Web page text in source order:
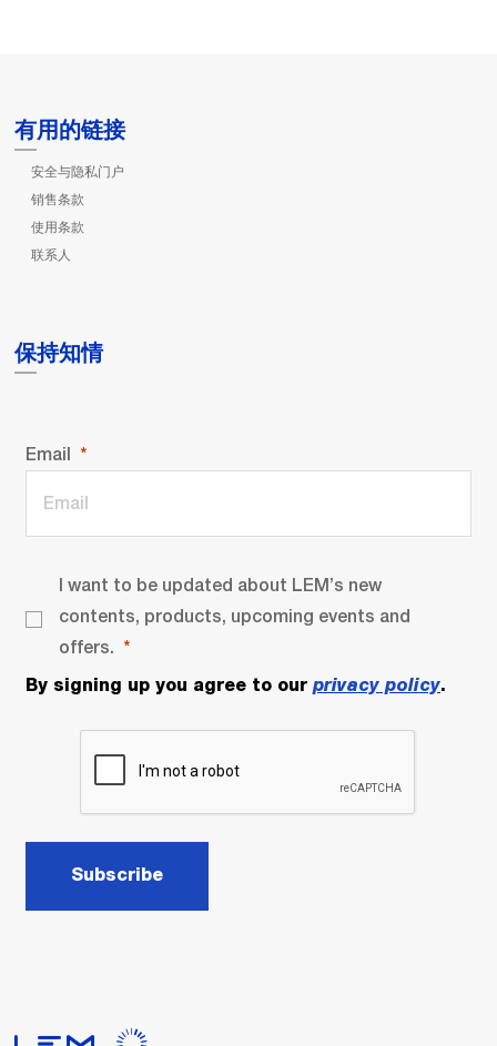
有用的链接
安全与隐私门户
销售条款
使用条款
联系人
保持知情
Email
I want to be updated about LEM’s new
contents, products, upcoming events and
offers.
By signing up you agree to our privacy policy.
Subscribe